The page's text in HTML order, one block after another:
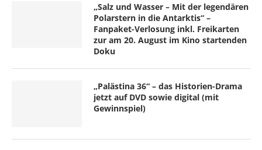
„Salz und Wasser – Mit der legendären
Polarstern in die Antarktis“ –
Fanpaket-Verlosung inkl. Freikarten
zur am 20. August im Kino startenden
Doku
„Palästina 36“ – das Historien-Drama
jetzt auf DVD sowie digital (mit
Gewinnspiel)